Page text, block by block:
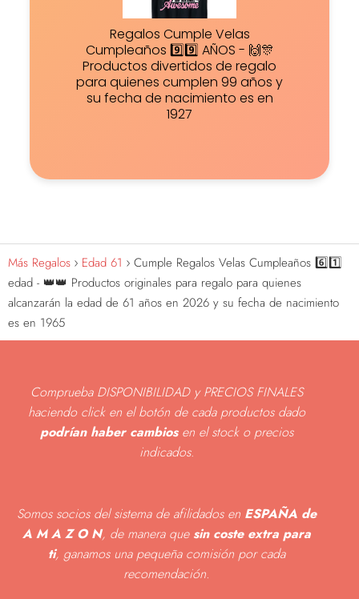
Regalos Cumple Velas
Cumpleaños 9️⃣9️⃣ AÑOS - 🙌🎊
Productos divertidos de regalo
para quienes cumplen 99 años y
su fecha de nacimiento es en
1927
Más Regalos Edad 61
Cumple Regalos Velas Cumpleaños 6️⃣1️⃣
edad - 👑👑 Productos originales para regalo para quienes
alcanzarán la edad de 61 años en 2026 y su fecha de nacimiento
es en 1965
Comprueba DISPONIBILIDAD y PRECIOS FINALES
haciendo click en el botón de cada productos dado
podrían haber cambiosen el stock o precios
indicados.
Somos socios del sistema de afilidados en ESPAÑA de
A M A Z O N, de manera que sin coste extra para
ti, ganamos una pequeña comisión por cada
recomendación.